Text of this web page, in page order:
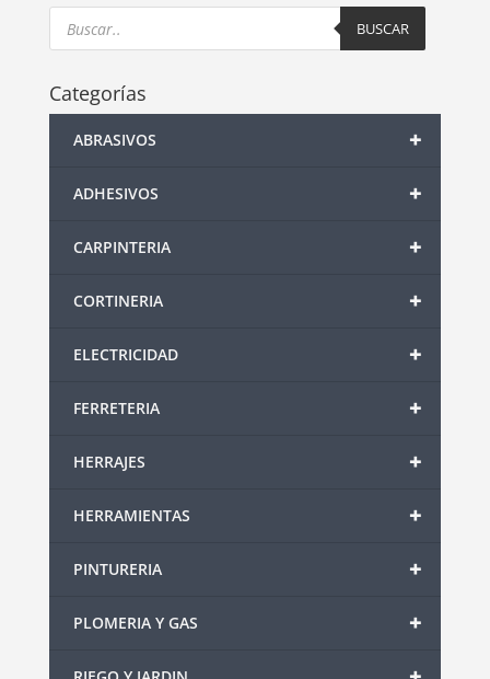
Products
search BUSCAR
Categorías
+
ABRASIVOS
+
ADHESIVOS
+
CARPINTERIA
+
CORTINERIA
+
ELECTRICIDAD
+
FERRETERIA
+
HERRAJES
+
HERRAMIENTAS
+
PINTURERIA
+
PLOMERIA Y GAS